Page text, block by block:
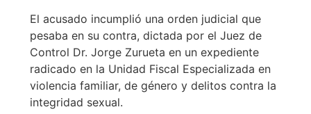
El acusado incumplió una orden judicial que
pesaba en su contra, dictada por el Juez de
Control Dr. Jorge Zurueta en un expediente
radicado en la Unidad Fiscal Especializada en
violencia familiar, de género y delitos contra la
integridad sexual.